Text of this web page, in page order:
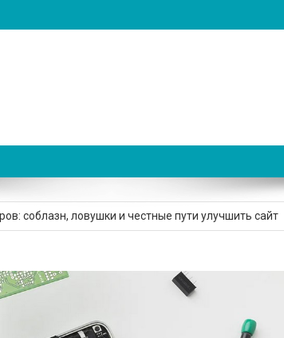
куда обратиться, чтобы «дожарить» метрику
соблазн, ловушки и честные пути улучшить сайт
и выбрать тот, что будет шить быстро и красиво
плагин для создания контента в WordPress